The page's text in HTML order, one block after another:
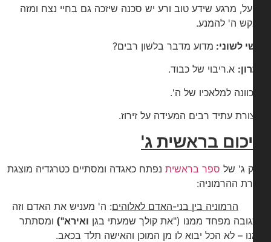
מרגע שידע טוב ורע יש סכנה שיזכה גם בחיי נצח ומזה
ה' להמנע.
לשוני:מדוע מדבר בלשון רבים?
א.ריבוי של כבוד.
למלאכיו של ה'.
עתיד רבים המעידה על זירוז.
בראשית ג'
ג' של ספר בראשיתנפתח כאגדה ומסתיים כטרגדיה מוצגת
ההרמוניה:
הרמוניה בין בני-האדם לאלוהים: ה' מעניש את האדם וזה
מפחד ממנו ("את קולך שמעתי בגן ואירא")ומסתתר
– לא הכל יבוא לו מן המוכן והאישה תלד בכאב.